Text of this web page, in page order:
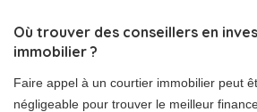
Où trouver des conseillers en
immobilier ?
Faire appel à un courtier immobilier peut
négligeable pour trouver le meilleur